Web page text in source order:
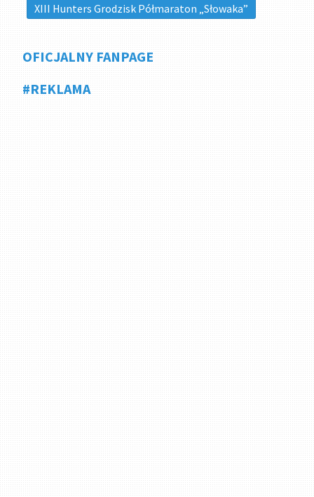
XIII Hunters Grodzisk Półmaraton „Słowaka”
OFICJALNY FANPAGE
#REKLAMA